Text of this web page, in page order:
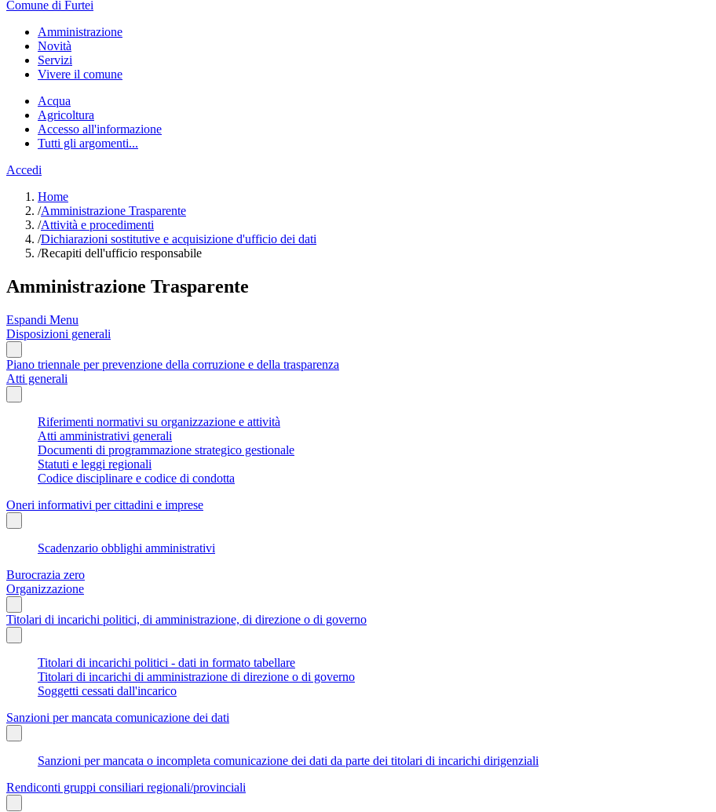
Comune di Furtei
Amministrazione
Novità
Servizi
Vivere il comune
Acqua
Agricoltura
Accesso all'informazione
Tutti gli argomenti...
Accedi
Home
/Amministrazione Trasparente
/Attività e procedimenti
/Dichiarazioni sostitutive e acquisizione d'ufficio dei dati
/Recapiti dell'ufficio responsabile
Amministrazione Trasparente
Espandi Menu
Disposizioni generali
Piano triennale per prevenzione della corruzione e della trasparenza
Atti generali
Riferimenti normativi su organizzazione e attività
Atti amministrativi generali
Documenti di programmazione strategico gestionale
Statuti e leggi regionali
Codice disciplinare e codice di condotta
Oneri informativi per cittadini e imprese
Scadenzario obblighi amministrativi
Burocrazia zero
Organizzazione
Titolari di incarichi politici, di amministrazione, di direzione o di governo
Titolari di incarichi politici - dati in formato tabellare
Titolari di incarichi di amministrazione di direzione o di governo
Soggetti cessati dall'incarico
Sanzioni per mancata comunicazione dei dati
Sanzioni per mancata o incompleta comunicazione dei dati da parte dei titolari di incarichi dirigenziali
Rendiconti gruppi consiliari regionali/provinciali